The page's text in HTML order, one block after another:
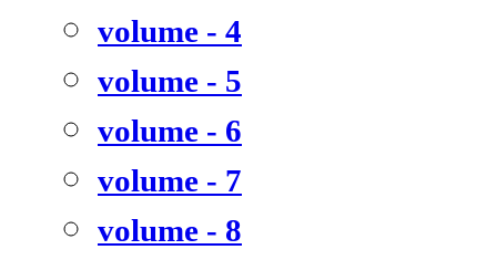
volume - 4
volume - 5
volume - 6
volume - 7
volume - 8